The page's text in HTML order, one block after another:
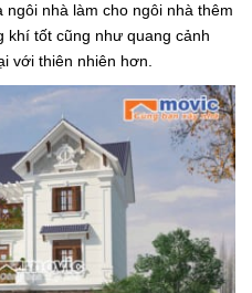
nhà làm cho ngôi nhà thêm
khí tốt cũng như quang cảnh
với thiên nhiên hơn.